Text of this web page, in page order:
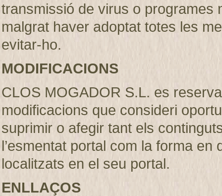
transmissió de virus o programes
malgrat haver adoptat totes les
evitar-ho.
MODIFICACIONS
CLOS MOGADOR S.L. es
modificacions que consideri
suprimir o afegir tant els
l’esmentat portal com la forma
localitzats en el seu portal.
ENLLAÇOS